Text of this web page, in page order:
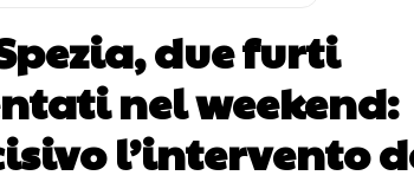
due furti
nel weekend:
l’intervento